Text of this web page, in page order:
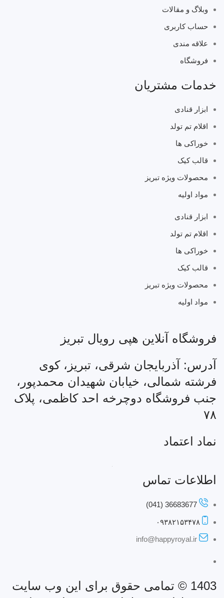
وبلاگ و مقالات
حساب کاربری
علاقه مندی
فروشگاه
خدمات مشتریان
ابزار قنادی
اقلام تم تولد
خوراکی ها
قالب کیک
محصولات ویژه تبریز
مواد اولیه
ابزار قنادی
اقلام تم تولد
خوراکی ها
قالب کیک
محصولات ویژه تبریز
مواد اولیه
فروشگاه آنلاین هپی رویال تبریز
آدرس: آذربایجان شرقی، تبریز، کوی
فرشته شمالی، خیابان شهیدان محمدپور،
جنب فروشگاه دوچرخه احد کاظمی، پلاک
۷۸
نماد اعتماد
اطلاعات تماس
36683677 (041)
۰۹۳۸۲۱۵۳۴۷۸
info@happyroyal.ir
1403 © تمامی حقوق برای این وب سایت